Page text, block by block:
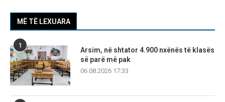
MË TË LEXUARA
1
Arsim, në shtator 4.900 nxënës të klasës
së parë më pak
06.08.2026 17:33